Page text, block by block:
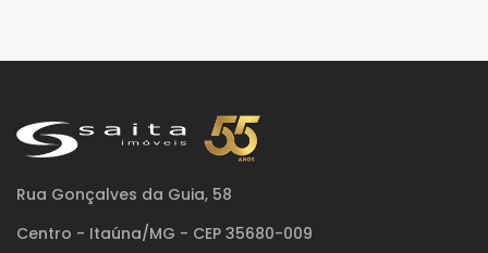
Rua Gonçalves da Guia, 58
Centro - Itaúna/MG - CEP 35680-009